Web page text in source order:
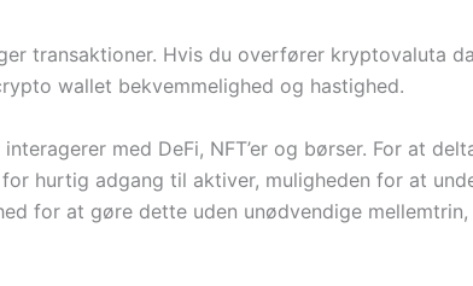
transaktioner. Hvis du overfører kryptovaluta
wallet bekvemmelighed og hastighed.
med DeFi, NFT’er og børser. For at
hurtig adgang til aktiver, muligheden for at
for at gøre dette uden unødvendige